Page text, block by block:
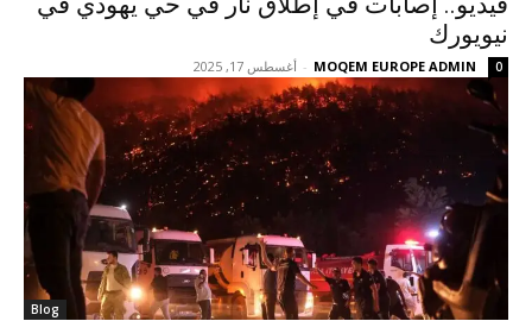
نيويورك
MOQEM EUROPE ADMIN
- أغسطس 17, 2025 0
Blog